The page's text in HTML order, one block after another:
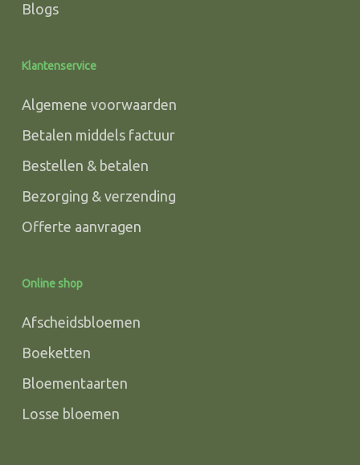
Blogs
Klantenservice
Algemene voorwaarden
Betalen middels factuur
Bestellen & betalen
Bezorging & verzending
Offerte aanvragen
Online shop
Afscheidsbloemen
Boeketten
Bloementaarten
Losse bloemen